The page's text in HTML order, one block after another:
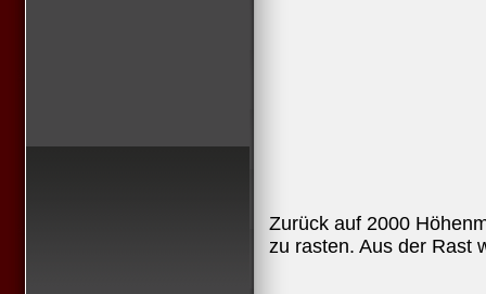
Zurück auf 2000
zu rasten. Aus der Rast